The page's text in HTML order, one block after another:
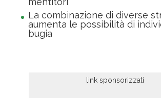
La combinazione di diverse
aumenta le possibilità di
bugia